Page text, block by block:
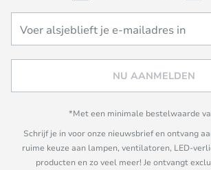
NU AANMELDEN
*Met een minimale bestelwaarde
Schrijf je in voor onze nieuwsbrief en ontvang
ruime keuze aan lampen, ventilatoren, LED-
producten en zo veel meer! Je ontvangt